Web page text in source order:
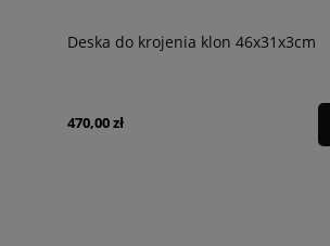
Deska do krojenia klon 46x31x3cm
470,00 zł